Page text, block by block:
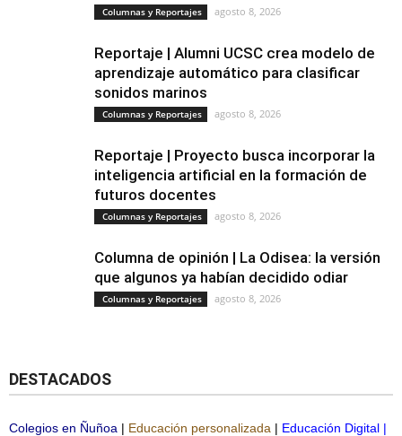
Columnas y Reportajes agosto 8, 2026
Reportaje | Alumni UCSC crea modelo de
aprendizaje automático para clasificar
sonidos marinos
Columnas y Reportajes agosto 8, 2026
Reportaje | Proyecto busca incorporar la
inteligencia artificial en la formación de
futuros docentes
Columnas y Reportajes agosto 8, 2026
Columna de opinión | La Odisea: la versión
que algunos ya habían decidido odiar
Columnas y Reportajes agosto 8, 2026
DESTACADOS
Colegios en Ñuñoa | Educación personalizada | Educación Digital |